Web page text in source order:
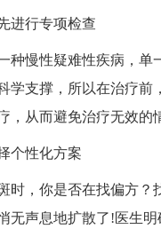
进行专项检查
种慢性疑难性疾病，单
学支撑，所以在治疗前
，从而避免治疗无效的
个性化方案
时，你是否在找偏方？
无声息地扩散了!医生